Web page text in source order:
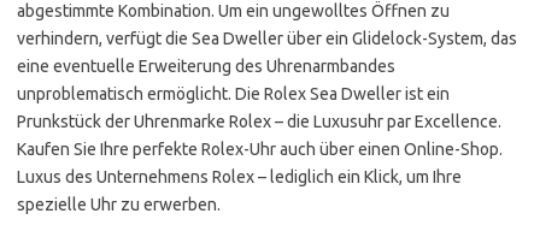
abgestimmte Kombination. Um ein ungewolltes Öffnen zu
verhindern, verfügt die Sea Dweller über ein Glidelock-System, das
eine eventuelle Erweiterung des Uhrenarmbandes
unproblematisch ermöglicht. Die Rolex Sea Dweller ist ein
Prunkstück der Uhrenmarke Rolex – die Luxusuhr par Excellence.
Kaufen Sie Ihre perfekte Rolex-Uhr auch über einen Online-Shop.
Luxus des Unternehmens Rolex – lediglich ein Klick, um Ihre
spezielle Uhr zu erwerben.